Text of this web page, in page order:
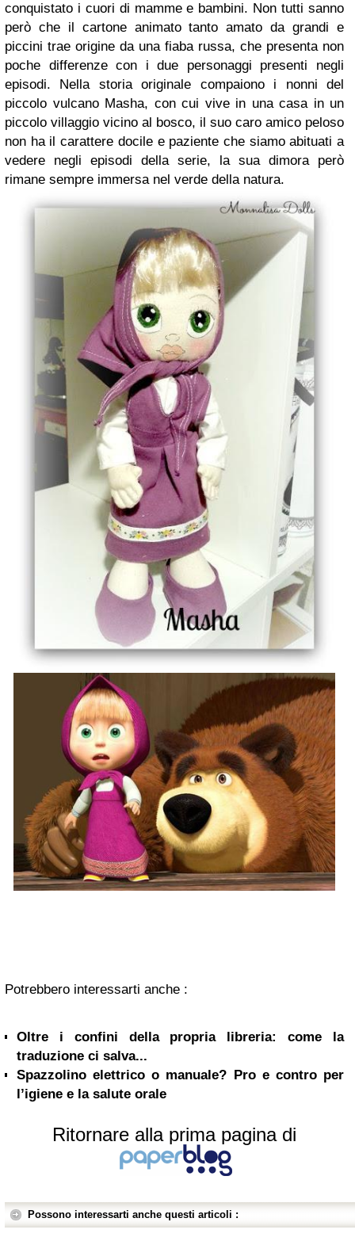
conquistato i cuori di mamme e bambini. Non tutti sanno
però che il cartone animato tanto amato da grandi e
piccini trae origine da una fiaba russa, che presenta non
poche differenze con i due personaggi presenti negli
episodi. Nella storia originale compaiono i nonni del
piccolo vulcano Masha, con cui vive in una casa in un
piccolo villaggio vicino al bosco, il suo caro amico peloso
non ha il carattere docile e paziente che siamo abituati a
vedere negli episodi della serie, la sua dimora però
rimane sempre immersa nel verde della natura.
Potrebbero interessarti anche :
Oltre i confini della propria libreria: come la
traduzione ci salva...
Spazzolino elettrico o manuale? Pro e contro per
l’igiene e la salute orale
Ritornare alla prima pagina di
Possono interessarti anche questi articoli :